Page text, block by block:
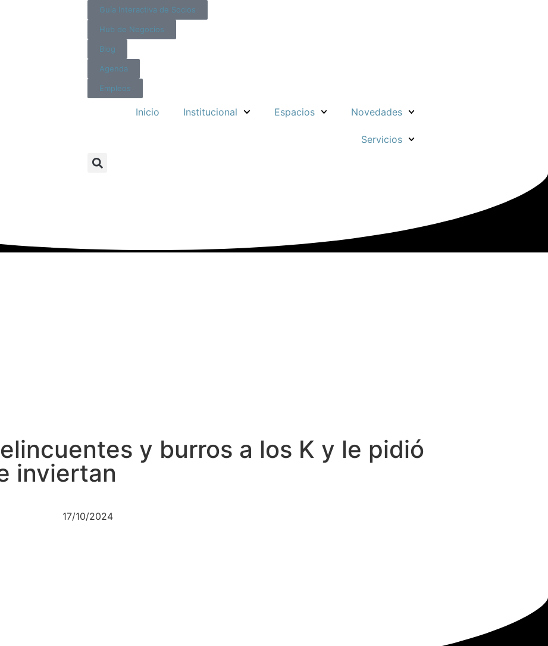
Guía Interactiva de Socios
Hub de Negocios
Blog
Agenda
Empleos
Inicio Institucional Espacios Novedades
Servicios
y burros a los K y le pidió
inviertan
17/10/2024